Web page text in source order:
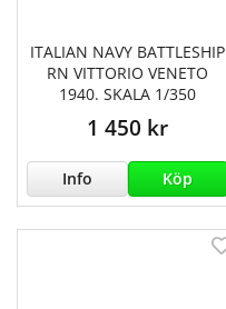
ITALIAN NAVY BATTLESHIP
RN VITTORIO VENETO
1940. SKALA 1/350
1 450 kr
Info Köp